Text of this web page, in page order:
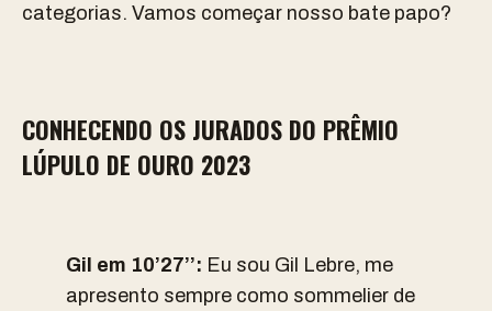
categorias. Vamos começar nosso bate papo?
CONHECENDO OS JURADOS DO PRÊMIO
LÚPULO DE OURO 2023
Gil em 10’27’’: Eu sou Gil Lebre, me
apresento sempre como sommelier de